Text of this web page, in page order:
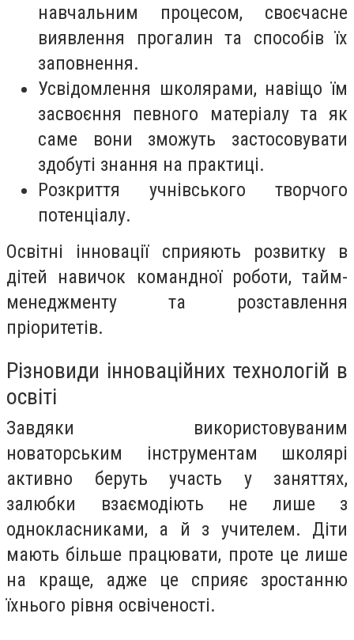
навчальним процесом, своєчасне
виявлення прогалин та способів їх
заповнення.
Усвідомлення школярами, навіщо їм
засвоєння певного матеріалу та як
саме вони зможуть застосовувати
здобуті знання на практиці.
Розкриття учнівського творчого
потенціалу.
Освітні інновації сприяють розвитку в
дітей навичок командної роботи, тайм-
менеджменту та розставлення
пріоритетів.
Різновиди інноваційних технологій в
освіті
Завдяки використовуваним
новаторським інструментам школярі
активно беруть участь у заняттях,
залюбки взаємодіють не лише з
однокласниками, а й з учителем. Діти
мають більше працювати, проте це лише
на краще, адже це сприяє зростанню
їхнього рівня освіченості.